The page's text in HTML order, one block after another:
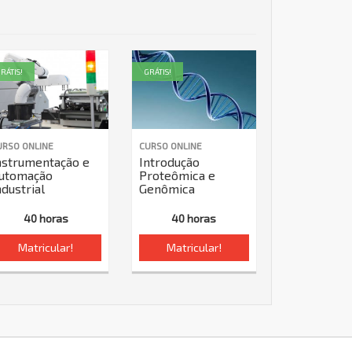
ONLINE
e
40 horas
Matricular!
CURSO ONLINE
Introdução
Proteômica e
Genômica
40 horas
Matricular!
GRÁTIS!